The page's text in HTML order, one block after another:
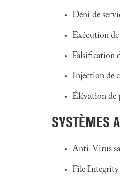
Déni de
Exécution
Falsification
Injection de
Élévation de
SYSTÈMES
Anti-Virus
File Integrity